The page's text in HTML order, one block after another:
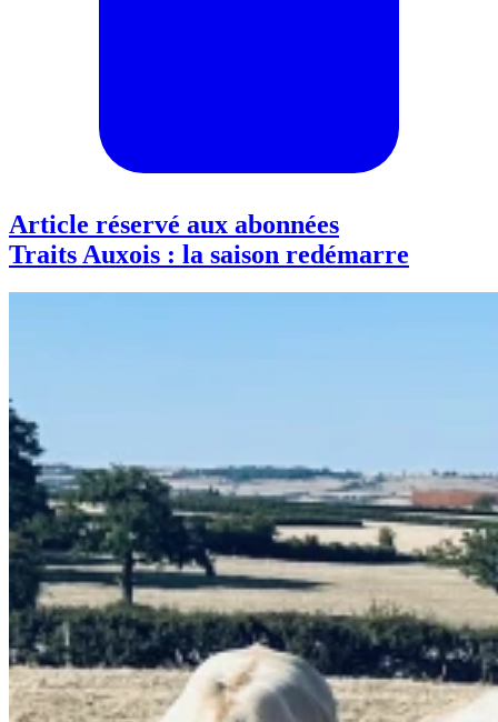
Article réservé aux abonnées
Traits Auxois : la saison redémarre